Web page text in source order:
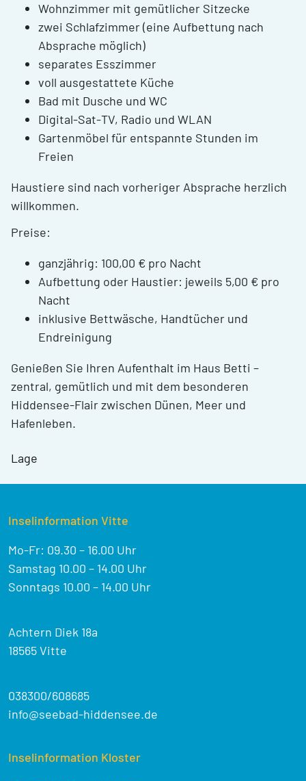
Wohnzimmer mit gemütlicher Sitzecke
zwei Schlafzimmer (eine Aufbettung nach
Absprache möglich)
separates Esszimmer
voll ausgestattete Küche
Bad mit Dusche und WC
Digital‑Sat‑TV, Radio und WLAN
Gartenmöbel für entspannte Stunden im
Freien
Haustiere sind nach vorheriger Absprache herzlich
willkommen.
Preise:
ganzjährig: 100,00 € pro Nacht
Aufbettung oder Haustier: jeweils 5,00 € pro
Nacht
inklusive Bettwäsche, Handtücher und
Endreinigung
Genießen Sie Ihren Aufenthalt im Haus Betti –
zentral, gemütlich und mit dem besonderen
Hiddensee‑Flair zwischen Dünen, Meer und
Hafenleben.
Lage
Inselinformation Vitte
Mo-Fr: 09.30 – 16.00 Uhr
Samstag 10.00 – 14.00 Uhr
Sonntags 10.00 – 14.00 Uhr
Achtern Diek 18a
18565 Vitte
038300/608685
info@seebad-hiddensee.de
Inselinformation Kloster